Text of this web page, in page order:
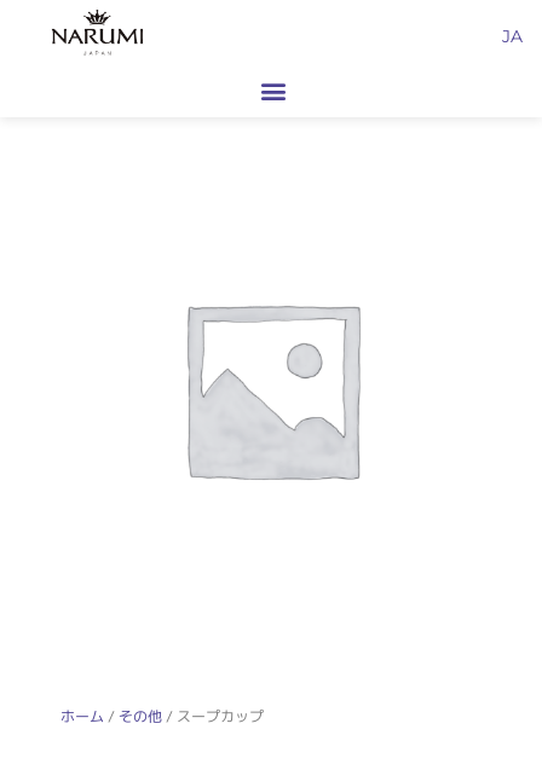
JA
ホーム / その他/ スープカップ